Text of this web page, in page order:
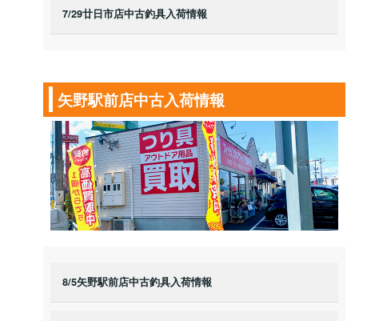
7/29廿日市店中古釣具入荷情報
矢野駅前店中古入荷情報
8/5矢野駅前店中古釣具入荷情報